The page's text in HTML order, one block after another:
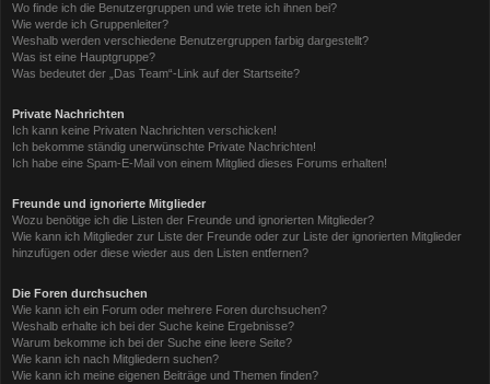
Wo finde ich die Benutzergruppen und wie trete ich ihnen bei?
Wie werde ich Gruppenleiter?
Weshalb werden verschiedene Benutzergruppen farbig dargestellt?
Was ist eine Hauptgruppe?
Was bedeutet der „Das Team“-Link auf der Startseite?
Private Nachrichten
Ich kann keine Privaten Nachrichten verschicken!
Ich bekomme ständig unerwünschte Private Nachrichten!
Ich habe eine Spam-E-Mail von einem Mitglied dieses Forums erhalten!
Freunde und ignorierte Mitglieder
Wozu benötige ich die Listen der Freunde und ignorierten Mitglieder?
Wie kann ich Mitglieder zur Liste der Freunde oder zur Liste der ignorierten Mitglieder
hinzufügen oder diese wieder aus den Listen entfernen?
Die Foren durchsuchen
Wie kann ich ein Forum oder mehrere Foren durchsuchen?
Weshalb erhalte ich bei der Suche keine Ergebnisse?
Warum bekomme ich bei der Suche eine leere Seite?
Wie kann ich nach Mitgliedern suchen?
Wie kann ich meine eigenen Beiträge und Themen finden?